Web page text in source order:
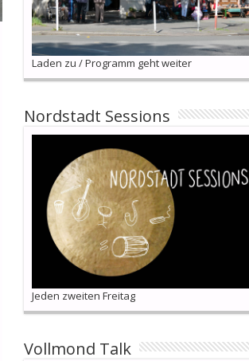
Laden zu / Programm geht weiter
Nordstadt Sessions
Jeden zweiten Freitag
Vollmond Talk